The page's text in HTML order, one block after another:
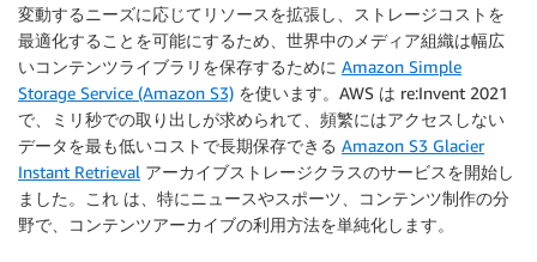
変動するニーズに応じてリソースを拡張し、ストレージコストを
最適化することを可能にするため、世界中のメディア組織は幅広
いコンテンツライブラリを保存するために Amazon Simple
Storage Service (Amazon S3) を使います。AWS は re:Invent 2021
で、ミリ秒での取り出しが求められて、頻繁にはアクセスしない
データを最も低いコストで長期保存できる Amazon S3 Glacier
Instant Retrieval アーカイブストレージクラスのサービスを開始し
ました。これ は、特にニュースやスポーツ、コンテンツ制作の分
野で、コンテンツアーカイブの利用方法を単純化します。